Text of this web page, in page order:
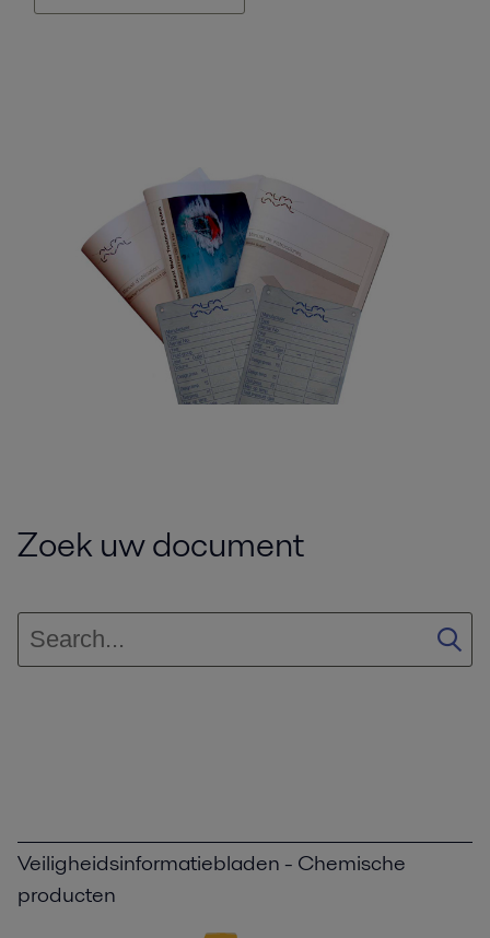
Zoek uw document
Veiligheidsinformatiebladen - Chemische
producten